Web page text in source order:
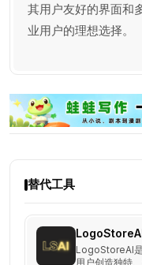
其用户友好的界面和
业用户的理想选择。
替代工具
LogoStoreAI
用户创造独特